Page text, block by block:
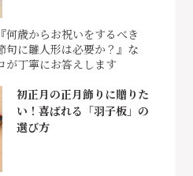
何歳からお祝いをするべき
句に雛人形は必要か？』な
が丁寧にお答えします
初正月の正月飾りに贈りた
い！喜ばれる「羽子板」の
選び方